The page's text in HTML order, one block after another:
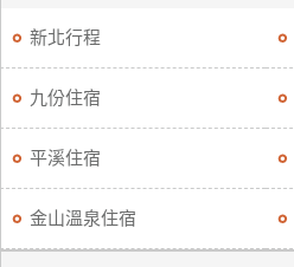
新北行程
九份住宿
平溪住宿
金山溫泉住宿